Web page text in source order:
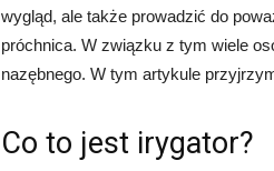
wygląd, ale także prowadzić do
próchnica. W związku z tym wiele
nazębnego. W tym artykule
Co to jest irygator?